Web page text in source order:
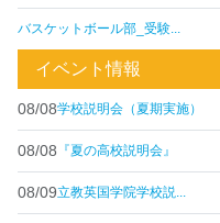
バスケットボール部_受験...
イベント情報
08/08学校説明会（夏期実施）
08/08 『夏の高校説明会』
08/09立教英国学院学校説...